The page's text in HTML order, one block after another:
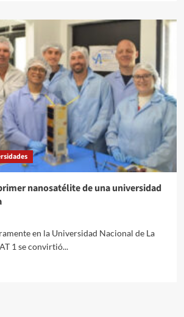
nanosatélite de una universidad
en la Universidad Nacional de La
1 se convirtió...